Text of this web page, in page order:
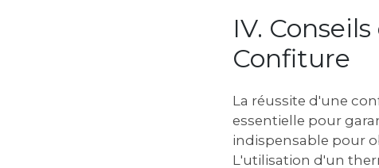
IV.
Confiture
La réussite d'une
essentielle pour
indispensable pour
L'utilisation d'un